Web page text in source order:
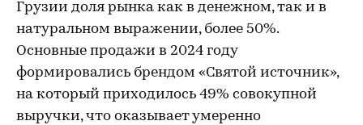
Грузии доля рынка как в денежном, так и в
натуральном выражении, более 50%.
Основные продажи в 2024 году
формировались брендом «Святой источник»,
на который приходилось 49% совокупной
выручки, что оказывает умеренно